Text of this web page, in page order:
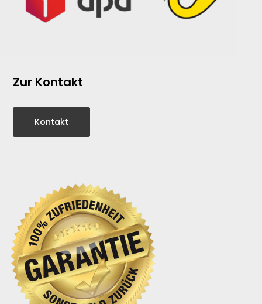
Zur Kontakt
Kontakt